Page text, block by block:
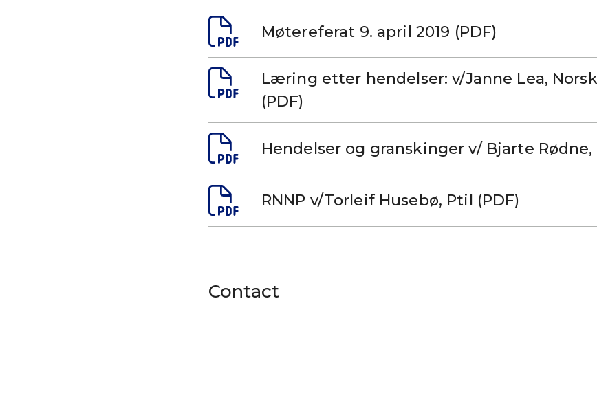
Møtereferat 9. april 2019 (PDF)
Læring etter hendelser: v/Janne Lea,
(PDF)
Hendelser og granskinger v/ Bjarte Rødne,
RNNP v/Torleif Husebø, Ptil (PDF)
Contact